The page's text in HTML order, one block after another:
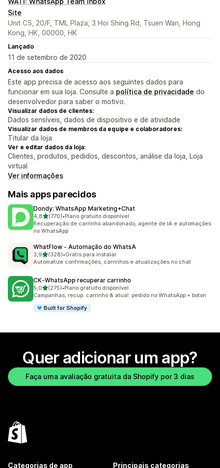
Site
Unit C5, 20/F, TML Plaza, 3 Hoi Shing Rd, Tsuen Wan, Hong
Kong, HK, 00000, HK
Lançado
11 de setembro de 2020
Acesso aos dados
Este app precisa de acesso aos seguintes dados para
funcionar em sua loja. Consulte a política de privacidade do
desenvolvedor para saber o motivo.
Visualizar dados de clientes:
Dados sensíveis, dados de dispositivo e de atividade
Visualizar dados de membros da equipe e colaboradores:
Titular da loja
Ver e editar dados da loja:
Clientes, produtos, pedidos, descontos, análise da loja, Loja
virtual
Ver informações
Mais apps parecidos
Dondy: WhatsApp Marketing+Chat
4,8de 5 estrelas
(770)
770 avaliações ao todo
•Plano gratuito disponível
Recuperação de carrinho abandonado, agente de IA e automações
no WhatsApp
WhatFlow ‑ Automação do WhatsA
3,9de 5 estrelas
(328)
328 avaliações ao todo
•Grátis para instalar
Automatize confirmações, carrinhos e atualizações no chat
CK‑WhatsApp recuperar carrinho
5,0de 5 estrelas
(275)
275 avaliações ao todo
•Plano gratuito disponível
Campanhas, recup. carrinho & atual. pedido no WhatsApp + boton
Built for Shopify
Quer adicionar um app?
Faça uma avaliação gratuita da Shopify por 3 dias
Categorias de app Principais categorias